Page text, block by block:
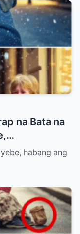
na Bata na
— Ang
habang ang